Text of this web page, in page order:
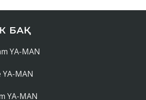
БАҚ
YA-MAN
MAN
YA-MAN